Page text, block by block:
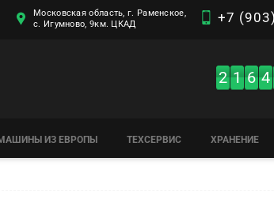
Московская область, г. Раменское,
с. Игумново, 9км. ЦКАД
+7
2 1 6 4
ИЗ ЕВРОПЫ ТЕХСЕРВИС ХРАНЕНИЕ